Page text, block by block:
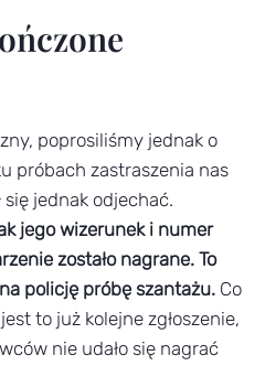
poprosiliśmy jednak o
próbach zastraszenia nas
jednak odjechać.
jego wizerunek i numer
zostało nagrane. To
policję próbę szantażu. Co
to już kolejne zgłoszenie,
nie udało się nagrać